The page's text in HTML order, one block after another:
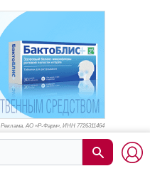
Реклама. АО «Р-Фарм», ИНН 7726311464